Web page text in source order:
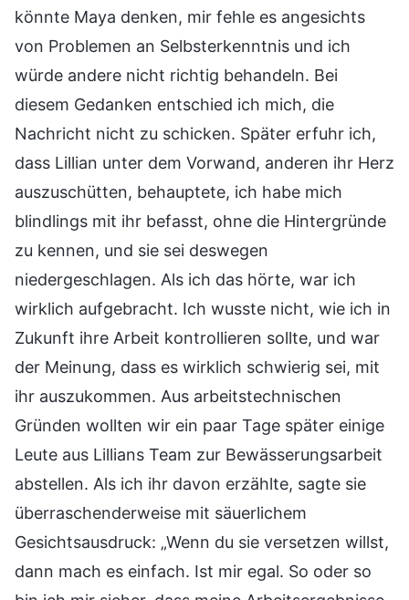
könnte Maya denken, mir fehle es angesichts
von Problemen an Selbsterkenntnis und ich
würde andere nicht richtig behandeln. Bei
diesem Gedanken entschied ich mich, die
Nachricht nicht zu schicken. Später erfuhr ich,
dass Lillian unter dem Vorwand, anderen ihr Herz
auszuschütten, behauptete, ich habe mich
blindlings mit ihr befasst, ohne die Hintergründe
zu kennen, und sie sei deswegen
niedergeschlagen. Als ich das hörte, war ich
wirklich aufgebracht. Ich wusste nicht, wie ich in
Zukunft ihre Arbeit kontrollieren sollte, und war
der Meinung, dass es wirklich schwierig sei, mit
ihr auszukommen. Aus arbeitstechnischen
Gründen wollten wir ein paar Tage später einige
Leute aus Lillians Team zur Bewässerungsarbeit
abstellen. Als ich ihr davon erzählte, sagte sie
überraschenderweise mit säuerlichem
Gesichtsausdruck: „Wenn du sie versetzen willst,
dann mach es einfach. Ist mir egal. So oder so